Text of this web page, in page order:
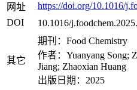
网址
https://doi.org/10.1016/
DOI
10.1016/
其它
期刊：Food Chemistry
作者：Yuanyang Song;
Jiang; Zhaoxian Huang
出版日期：2025